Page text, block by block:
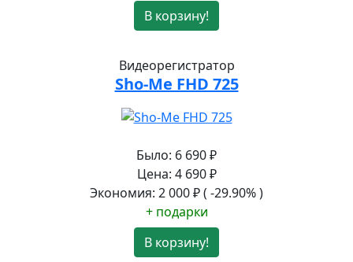
В корзину!
Видеорегистратор
Sho-Me FHD 725
Было: 6 690₽
Цена: 4 690 ₽
Экономия: 2 000₽( -29.90% )
+ подарки
В корзину!